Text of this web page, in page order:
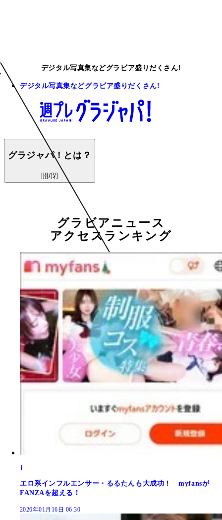
デジタル写真集などグラビア盛りだくさん!
デジタル写真集などグラビア盛りだくさん!
グラジャパ！とは？
開/閉
グラビアニュース
アクセスランキング
1
エロ系インフルエンサー・るるたんも大成功！ myfansが
FANZAを超える！
2026年01月16日 06:30